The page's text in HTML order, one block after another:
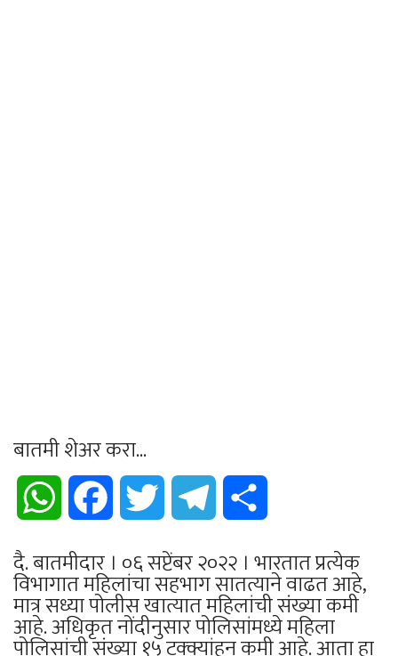
बातमी शेअर करा...
WhatsApp Facebook Twitter Telegram
दै. बातमीदार । ०६ सप्टेंबर २०२२ । भारतात प्रत्येक
विभागात महिलांचा सहभाग सातत्याने वाढत आहे,
मात्र सध्या पोलीस खात्यात महिलांची संख्या कमी
आहे. अधिकृत नोंदीनुसार पोलिसांमध्ये महिला
पोलिसांची संख्या १५ टक्क्यांहून कमी आहे. आता हा